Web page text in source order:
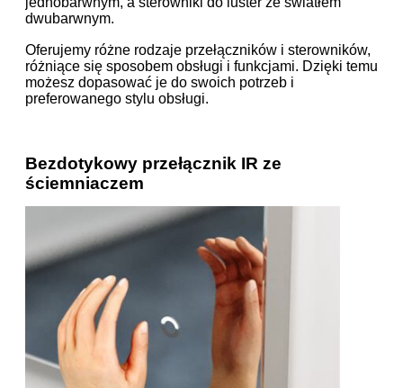
dwubarwnym.
Oferujemy różne rodzaje przełączników i sterowników,
różniące się sposobem obsługi i funkcjami. Dzięki temu
możesz dopasować je do swoich potrzeb i
preferowanego stylu obsługi.
Bezdotykowy przełącznik IR ze
ściemniaczem